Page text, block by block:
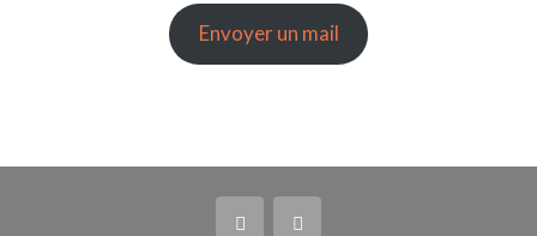
Envoyer un mail